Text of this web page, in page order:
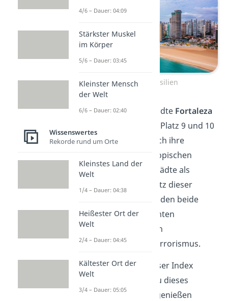
Fortaleza, Brasilien
Die brasilianischen Städte Fortaleza
belegen Platz 9 und 10
auf der Rangliste. Durch ihre
Architektur und die tropischen
Küsten gelten beide Städte als
kulturelle Schätze. Trotz dieser
positiven Merkmale leiden beide
Orte unter einer erhöhten
Kriminalitätsrate durch
Drogenkartelle und Terrorismus.
Doch wie entsteht dieser Index
genau? Und warum du dieses
Ranking mit Vorsicht genießen
4/6 – Dauer: 04:09
Stärkster Muskel
im Körper
5/6 – Dauer: 03:45
Kleinster Mensch
der Welt
6/6 – Dauer: 02:40
Wissenswertes
Rekorde rund um Orte
Kleinstes Land der
Welt
1/4 – Dauer: 04:38
Heißester Ort der
Welt
2/4 – Dauer: 04:45
Kältester Ort der
Welt
3/4 – Dauer: 05:05